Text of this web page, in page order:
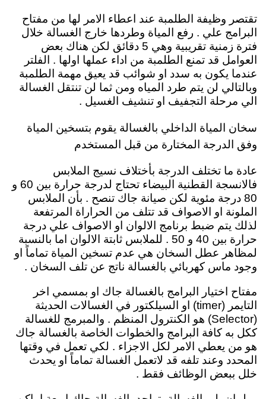
تقتصر وظيفة الطلمبة عند اعطاء الامر لها من مفتاح
البرامج علي . رفع المياة وطردها خارج الغسالة خلال
فترة زمنية تقريبية وهي 5 دقائق لكن هناك بعض
العوامل قد تمنع الطلمبة من اداء عملها اولها . الفلتر
عندما يكون به سدد او شوائب قد يعيق مهمة الطلمبة
وبالتالي لن يتم طرد المياه ومن ثما لن تنتقل الغسالة
الي مرحلة التجفيف او تنشيف الغسيل .
سخان المياة الداخلي بالغسالة يقوم بتسخين المياة
وفق الدرجة المختارة من قبل المستخدم
عادة ما تختلف الدرجة بأختلاف نسيج الملابس
فالانسجة القطنية البيضاء تحتاج لدرجة حرارة بين 60 و
80 درجة مئوية لكن صيانة جاك تنصح . بأن الملابس
الملونة او الاصواف قد تتلف من الحراراة المرتفعة
لذلك يتم ضبط برنامج الالوان او الاصواف علي درجة
حرارة بين 40 و 50 . للملابس ثابتة الالوان اما بالنسبة
لمظاهر عطل السخان هي عدم تسخين المياة تماماً او
وجود ماس كهربائي بالغسالة ناتج عن تلف السخان .
مفتاح اختيار البرامج بالغسالة جاك او بمسمي اخر
التايمر (timer) او السيلكتور في الغسالات الحديثة
(Selector) هو الكنترول المنظم . والمبرمج للغسالة
ككل به كافة البرامج والخطوات الخاصة بالغسالة جاك
هو من يعطي الامر لكل الاجزاء . لكي تعمل في وقتها
المحدد وعند تلفه قد لاتعمل الغسالة تماماً او يحدث
خلل ببعض الوظائف فقط .